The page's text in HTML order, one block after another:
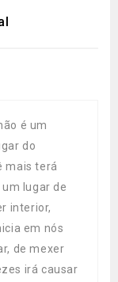
é um
do
mais terá
lugar de
interior,
em nós
de mexer
irá causar